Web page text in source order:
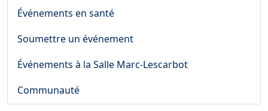
Événements en santé
Soumettre un événement
Événements à la Salle Marc-Lescarbot
Communauté